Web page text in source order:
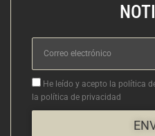
Correo
electrónico
Aceptacion
He leído y acepto la política
la política de privacidad